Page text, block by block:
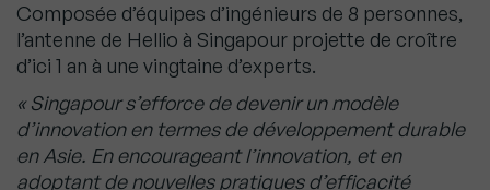
Composée d’équipes d’ingénieurs de 8 personnes,
l’antenne de Hellio à Singapour projette de croître
d’ici 1 an à une vingtaine d’experts.
« Singapour s’efforce de devenir un modèle
d’innovation en termes de développement durable
en Asie. En encourageant l’innovation, et en
adoptant de nouvelles pratiques d’efficacité